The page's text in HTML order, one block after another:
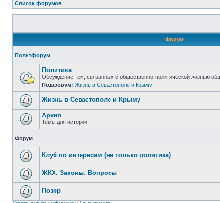
Список форумов
Форум
Политфорум
Политика
Обсуждение тем, связанных с общественно-политической жизнью
Подфорум: Жизнь в Севастополе и Крыму
Жизнь в Севастополе и Крыму
Архив
Темы для истории
Форум
Клуб по интересам (не только политика)
ЖКХ. Законы. Вопросы
Позор